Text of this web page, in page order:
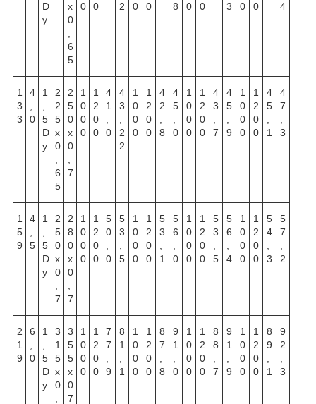
D
y
х
0
6
5
0
0
2
0
0
8
0
0
3
0
0
4
1
3
3
4
0
1
5
D
y
2
2
5
х
0
6
5
2
5
0
х
0
7
1
0
0
0
1
2
0
0
4
1
0
4
3
2
2
1
0
0
0
1
2
0
0
4
2
8
4
5
0
1
0
0
0
1
2
0
0
4
3
7
4
5
9
1
0
0
0
1
2
0
0
4
5
1
4
7
3
1
5
9
4
5
1
5
D
y
2
5
0
х
0
7
2
8
0
х
0
7
1
0
0
0
1
2
0
0
5
0
0
5
3
5
1
0
0
0
1
2
0
0
5
3
1
5
6
0
1
0
0
0
1
2
0
0
5
3
5
5
6
4
1
0
0
0
1
2
0
0
5
4
3
5
7
2
2
1
9
6
0
1
5
D
y
3
1
5
х
0
3
5
5
х
0
7
1
0
0
0
1
2
0
0
7
7
9
8
1
1
1
0
0
0
1
2
0
0
8
7
8
9
1
0
1
0
0
0
1
2
0
0
8
8
7
9
1
9
1
0
0
0
1
2
0
0
8
9
1
9
2
3